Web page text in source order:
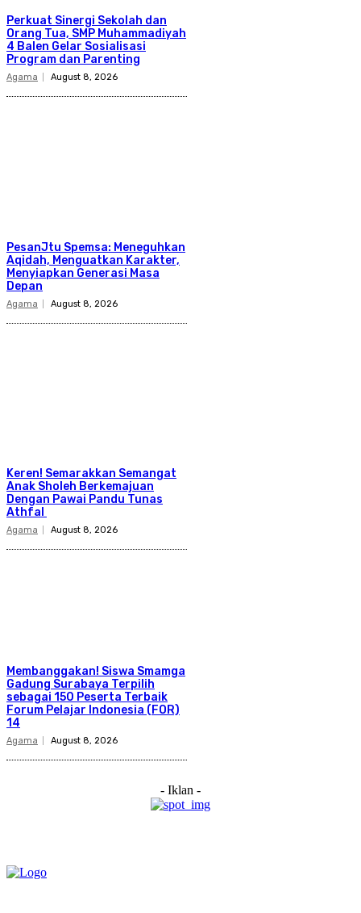
Perkuat Sinergi Sekolah dan
Orang Tua, SMP Muhammadiyah
4 Balen Gelar Sosialisasi
Program dan Parenting
Agama August 8, 2026
PesanJtu Spemsa: Meneguhkan
Aqidah, Menguatkan Karakter,
Menyiapkan Generasi Masa
Depan
Agama August 8, 2026
Keren! Semarakkan Semangat
Anak Sholeh Berkemajuan
Dengan Pawai Pandu Tunas
Athfal
Agama August 8, 2026
Membanggakan! Siswa Smamga
Gadung Surabaya Terpilih
sebagai 150 Peserta Terbaik
Forum Pelajar Indonesia (FOR)
14
Agama August 8, 2026
- Iklan -